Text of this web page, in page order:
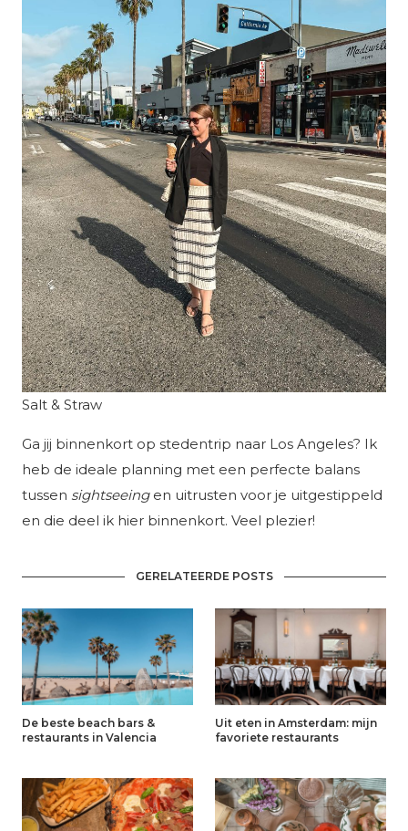
Salt & Straw
Ga jij binnenkort op stedentrip naar Los Angeles? Ik
heb de ideale planning met een perfecte balans
tussen sightseeingen uitrusten voor je uitgestippeld
en die deel ik hier binnenkort. Veel plezier!
GERELATEERDE POSTS
De beste beach bars &
restaurants in Valencia
Uit eten in Amsterdam: mijn
favoriete restaurants